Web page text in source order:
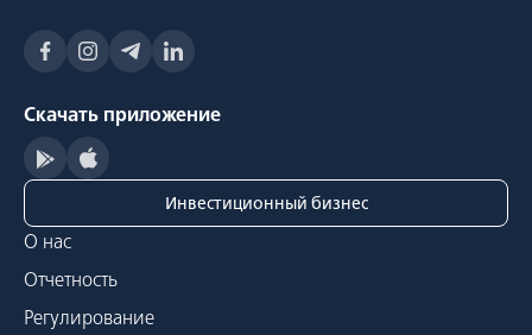
Скачать приложение
Инвестиционный бизнес
О нас
Отчетность
Регулирование